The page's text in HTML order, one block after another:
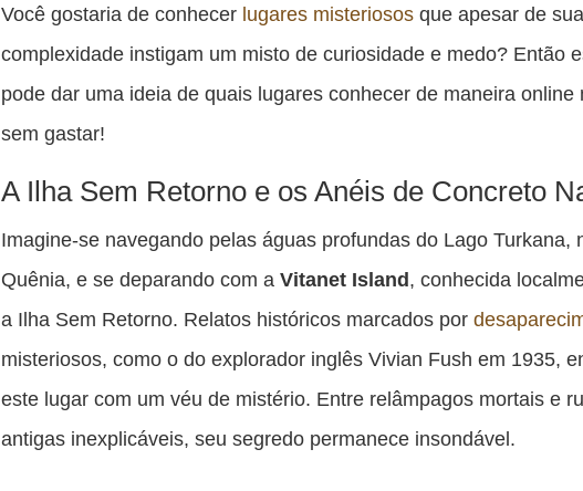
Você gostaria de conhecer lugares misteriosos que apesar de sua
complexidade instigam um misto de curiosidade e medo? Então
pode dar uma ideia de quais lugares conhecer de maneira online
sem gastar!
A Ilha Sem Retorno e os Anéis de Concreto
Imagine-se navegando pelas águas profundas do Lago Turkana,
Quênia, e se deparando com aVitanet Island, conhecida
a Ilha Sem Retorno. Relatos históricos marcados por
misteriosos, como o do explorador inglês Vivian Fush em 1935,
este lugar com um véu de mistério. Entre relâmpagos mortais e
antigas inexplicáveis, seu segredo permanece insondável.